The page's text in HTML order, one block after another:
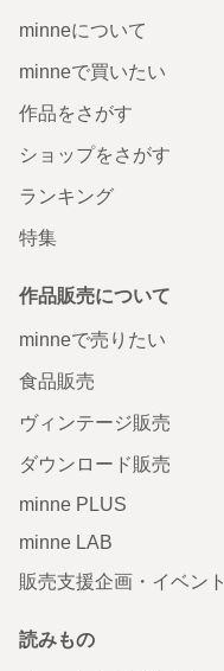
minneについて
minneで買いたい
作品をさがす
ショップをさがす
ランキング
特集
作品販売について
minneで売りたい
食品販売
ヴィンテージ販売
ダウンロード販売
minne PLUS
minne LAB
販売支援企画・イベント
読みもの